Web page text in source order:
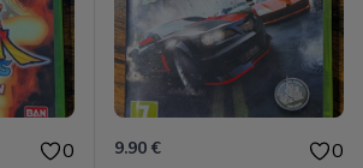
0 9.90 € 0